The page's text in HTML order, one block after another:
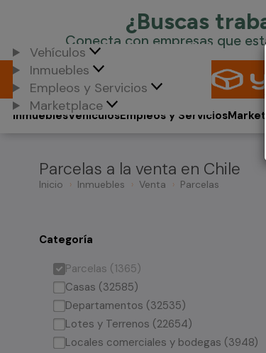
Vehículos
Inmuebles
Empleos y Servicios
Marketplace
Vehículos
Inmuebles Empleos y Servicios
Parcelas a la venta en Chile
Inicio Inmuebles Venta Parcelas
Categoría
Parcelas (1365)
Casas (32585)
Departamentos (32535)
Lotes y Terrenos (22654)
Locales comerciales y bodegas (3948)